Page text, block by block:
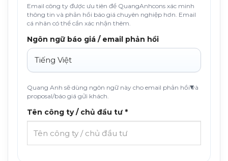
Email công ty được ưu tiên để QuangAnhcons xác minh
thông tin và phản hồi báo giá chuyên nghiệp hơn. Email
cá nhân có thể cần xác nhận thêm.
Ngôn ngữ báo giá / email phản hồi
Quang Anh sẽ dùng ngôn ngữ này cho email phản hồi và
proposal/báo giá gửi khách.
Tên công ty / chủ đầu tư *